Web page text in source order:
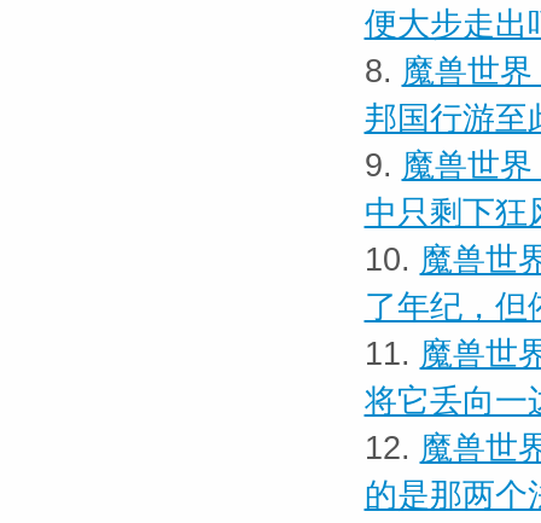
便大步走出
8. 魔兽世
邦国行游至
9. 魔兽世
中只剩下狂
10. 魔兽世
了年纪，但
11. 魔兽世
将它丢向一
12. 魔兽世
的是那两个